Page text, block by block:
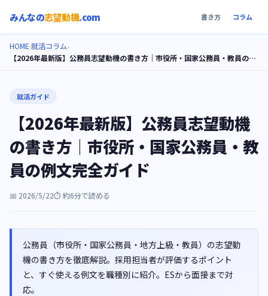
みんなの志望動機.com 書き方 コラム
HOME›就活コラム›
【2026年最新版】公務員志望動機の書き方｜市役所・国家公務員・教員の例文完全ガイド
就活ガイド
【2026年最新版】公務員志望動機
の書き方｜市役所・国家公務員・教
員の例文完全ガイド
📅 2026/5/22⏱️ 約6分で読める
公務員（市役所・国家公務員・地方上級・教員）の志望動
機の書き方を徹底解説。採用担当者が評価するポイント
と、すぐ使える例文を職種別に紹介。ESから面接まで対
応。